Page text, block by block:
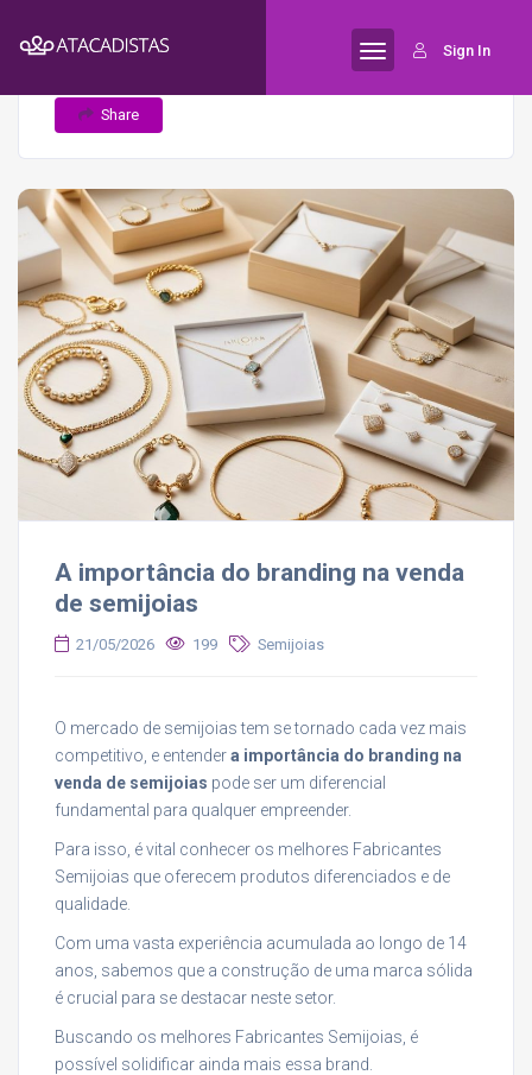
Sign In
Home Semijoias
A importância do branding na
Share
A importância do branding na venda
de semijoias
21/05/2026 199 Semijoias
O mercado de semijoias tem se tornado cada vez mais
competitivo, e entendera importância do branding na
venda de semijoias pode ser um diferencial
fundamental para qualquer empreender.
Para isso, é vital conhecer os melhores Fabricantes
Semijoias que oferecem produtos diferenciados e de
qualidade.
Com uma vasta experiência acumulada ao longo de 14
anos, sabemos que a construção de uma marca sólida
é crucial para se destacar neste setor.
Buscando os melhores Fabricantes Semijoias, é
possível solidificar ainda mais essa brand.